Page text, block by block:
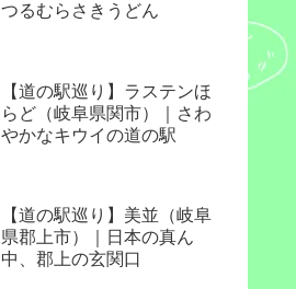
つるむらさきうどん
【道の駅巡り】ラステンほ
らど（岐阜県関市）｜さわ
やかなキウイの道の駅
【道の駅巡り】美並（岐阜
県郡上市）｜日本の真ん
中、郡上の玄関口